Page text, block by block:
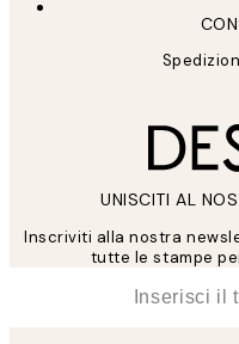
UNISCITI AL
Inscriviti alla nostra
tutte le stampe